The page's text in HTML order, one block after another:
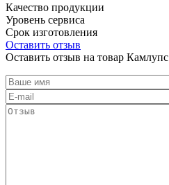
Качество продукции
Уровень сервиса
Срок изготовления
Оставить отзыв
Оставить отзыв на товар Камлупс